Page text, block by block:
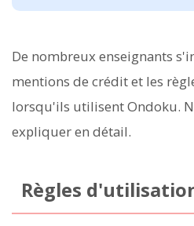
De nombreux enseignants
mentions de crédit et les
lorsqu'ils utilisent Ondoku.
expliquer en détail.
Règles